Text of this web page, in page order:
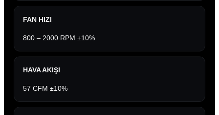
FAN HIZI
800 – 2000 RPM ±10%
HAVA AKIŞI
57 CFM ±10%